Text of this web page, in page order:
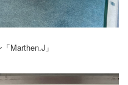
Marthen.J」